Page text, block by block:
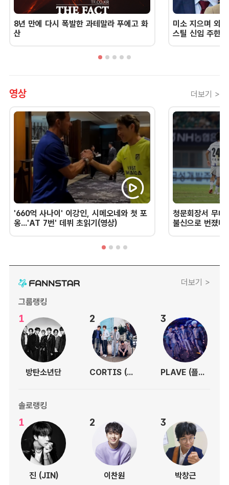
8년 만에 다시 폭발한 과테말라 푸에고 화
산
미소 지으며 외
스틸 신임 주한
영상 더보기 >
'660억 사나이' 이강인, 시메오네와 첫 포
옹...'AT 7번' 데뷔 초읽기(영상)
청문회장서 무너
불신으로 번졌
더보기 >
그룹랭킹
1
방탄소년단
2
CORTIS (코르티스)
3
PLAVE (플레이브)
솔로랭킹
1
진 (JIN)
2
이찬원
3
박창근